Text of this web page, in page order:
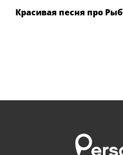
Красивая песня про